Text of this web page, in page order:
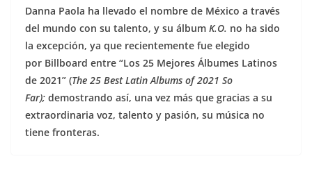
Danna Paola ha llevado el nombre de México a través
del mundo con su talento, y su álbum K.O. no ha sido
la excepción, ya que recientemente fue elegido
por Billboard entre “Los 25 Mejores Álbumes Latinos
de 2021” (The 25 Best Latin Albums of 2021 So
Far); demostrando así, una vez más que gracias a su
extraordinaria voz, talento y pasión, su música no
tiene fronteras.